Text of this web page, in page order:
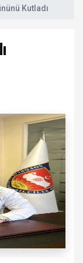
Kutladı